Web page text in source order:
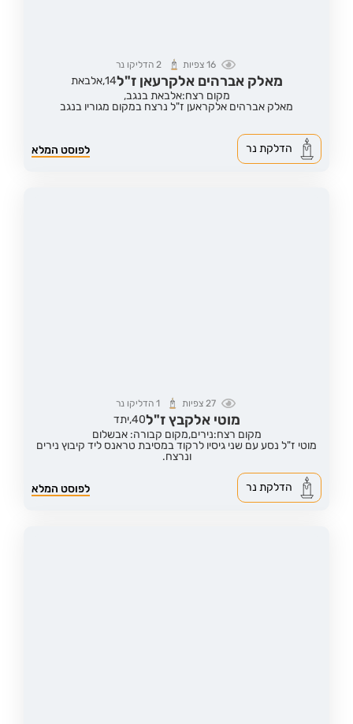
16צפיות 2 הדליקו נר
מאלק אברהים אלקרעאן ז"ל14,אלבאת
מקום רצח:אלבאת בנגב,
מאלק אברהים אלקראען ז"ל נרצח במקום מגוריו בנגב
לפוסט המלא הדלקת נר
27 צפיות 1הדליקו נר
מוטי אלקבץ ז"ל40,יתד
מקום רצח:נירים,מקום קבורה: אבשלום
מוטי ז"ל נסע עם שני גיסיו לרקוד במסיבת טראנס ליד קיבוץ נירים
ונרצח.
לפוסט המלא הדלקת נר